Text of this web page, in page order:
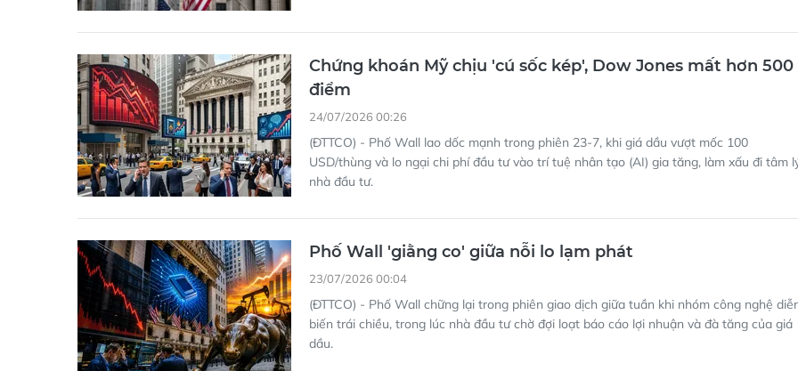
Chứng khoán Mỹ chịu 'cú sốc kép', Dow Jones mất hơn 500
điểm
24/07/2026 00:26
(ĐTTCO) - Phố Wall lao dốc mạnh trong phiên 23-7, khi giá dầu vượt mốc 100
USD/thùng và lo ngại chi phí đầu tư vào trí tuệ nhân tạo (AI) gia tăng, làm xấu đi tâm
nhà đầu tư.
Phố Wall 'giằng co' giữa nỗi lo lạm phát
23/07/2026 00:04
(ĐTTCO) - Phố Wall chững lại trong phiên giao dịch giữa tuần khi nhóm công nghệ
biến trái chiều, trong lúc nhà đầu tư chờ đợi loạt báo cáo lợi nhuận và đà tăng của giá
dầu.